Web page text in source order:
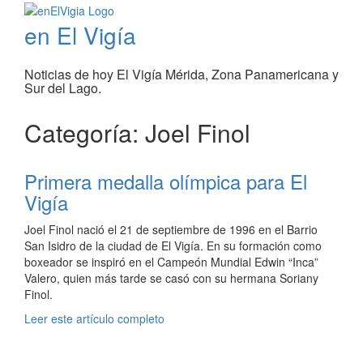
en El Vigía
Noticias de hoy El Vigía Mérida, Zona Panamericana y
Sur del Lago.
Categoría: Joel Finol
Primera medalla olímpica para El
Vigía
Joel Finol nació el 21 de septiembre de 1996 en el Barrio
San Isidro de la ciudad de El Vigía. En su formación como
boxeador se inspiró en el Campeón Mundial Edwin “Inca”
Valero, quien más tarde se casó con su hermana Soriany
Finol.
Leer este artículo completo